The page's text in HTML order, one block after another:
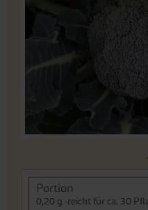
Portion
0,20 g -reicht für ca. 30
An
Beginn